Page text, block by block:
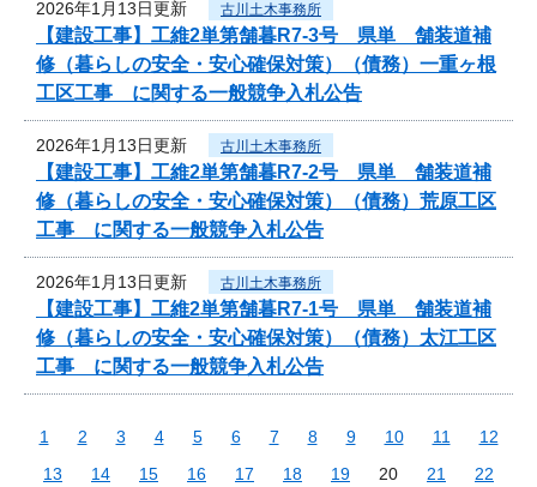
2026年1月13日更新 古川土木事務所
【建設工事】工維2単第舗暮R7-3号 県単 舗装道補
修（暮らしの安全・安心確保対策）（債務）一重ヶ根
工区工事 に関する一般競争入札公告
2026年1月13日更新 古川土木事務所
【建設工事】工維2単第舗暮R7-2号 県単 舗装道補
修（暮らしの安全・安心確保対策）（債務）荒原工区
工事 に関する一般競争入札公告
2026年1月13日更新 古川土木事務所
【建設工事】工維2単第舗暮R7-1号 県単 舗装道補
修（暮らしの安全・安心確保対策）（債務）太江工区
工事 に関する一般競争入札公告
1 2 3 4 5 6 7 8 9 10 11
12
13
14 15 16 17 18 19 20 21
22